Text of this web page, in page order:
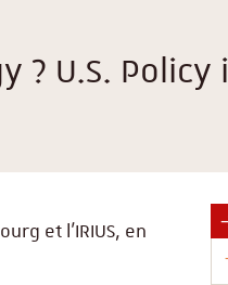
? U.S.
et l’IRIUS, en